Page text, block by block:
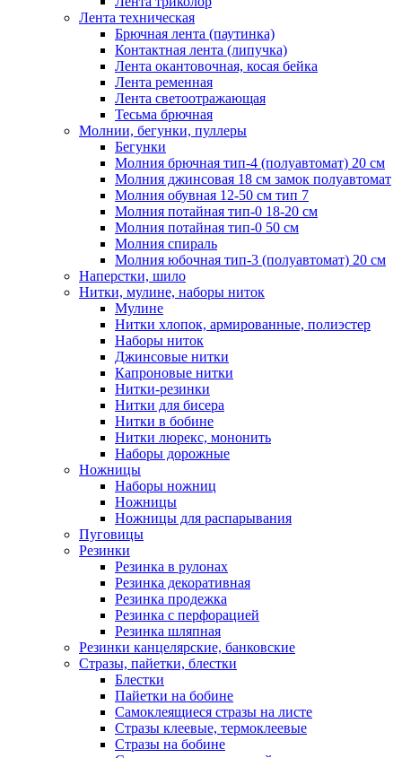
Лента техническая
Брючная лента (паутинка)
Контактная лента (липучка)
Лента окантовочная, косая бейка
Лента ременная
Лента светоотражающая
Тесьма брючная
Молнии, бегунки, пуллеры
Бегунки
Молния брючная тип-4 (полуавтомат) 20 см
Молния джинсовая 18 см замок полуавтомат
Молния обувная 12-50 см тип 7
Молния потайная тип-0 18-20 см
Молния потайная тип-0 50 см
Молния спираль
Молния юбочная тип-3 (полуавтомат) 20 см
Наперстки, шило
Нитки, мулине, наборы ниток
Мулине
Нитки хлопок, армированные, полиэстер
Наборы ниток
Джинсовые нитки
Капроновые нитки
Нитки-резинки
Нитки для бисера
Нитки в бобине
Нитки люрекс, мононить
Наборы дорожные
Ножницы
Наборы ножниц
Ножницы
Ножницы для распарывания
Пуговицы
Резинки
Резинка в рулонах
Резинка декоративная
Резинка продежка
Резинка с перфорацией
Резинка шляпная
Резинки канцелярские, банковские
Стразы, пайетки, блестки
Блестки
Пайетки на бобине
Самоклеящиеся стразы на листе
Стразы клеевые, термоклеевые
Стразы на бобине